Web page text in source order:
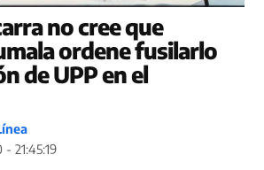
no cree que
ordene fusilarlo
de UPP en el
21:45:19